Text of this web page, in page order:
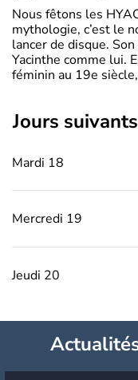
Nous fêtons les
mythologie, c’est le
lancer de disque.
Yacinthe comme lui.
féminin au 19e
jours suivants
Mardi 18
Mercredi 19
Jeudi 20